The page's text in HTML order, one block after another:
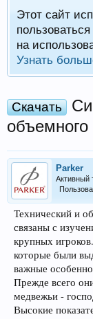
Этот сайт
на
Узнать
Скачать
Parker
Активный
Технический и
связаны с
крупных
которые были
важные
Прежде всего
медвежьи -
Высокие